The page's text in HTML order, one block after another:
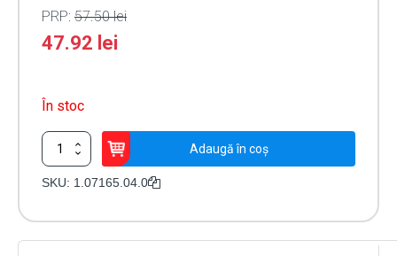
PRP: 57.50lei
47.92 lei
În stoc
Cantitate
Prelungitor
cilindru
Adaugă în coș
SKU: 1.07165.04.0